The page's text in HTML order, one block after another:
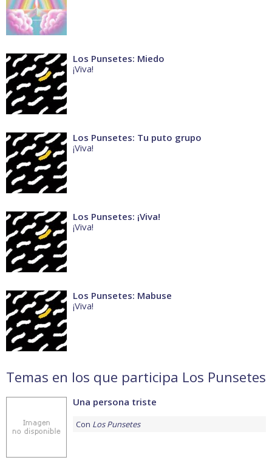
Los Punsetes: Miedo
¡Viva!
Los Punsetes: Tu puto grupo
¡Viva!
Los Punsetes: ¡Viva!
¡Viva!
Los Punsetes: Mabuse
¡Viva!
Temas en los que participa Los Punsetes
Una persona triste
Con Los Punsetes